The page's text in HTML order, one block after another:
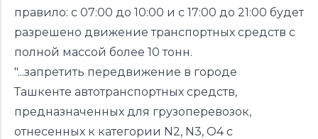
правило: с 07:00 до 10:00 и с 17:00 до 21:00 будет
разрешено движение транспортных средств с
полной массой более 10 тонн.
"...запретить передвижение в городе
Ташкенте автотранспортных средств,
предназначенных для грузоперевозок,
отнесенных к категории N2, N3, О4 с